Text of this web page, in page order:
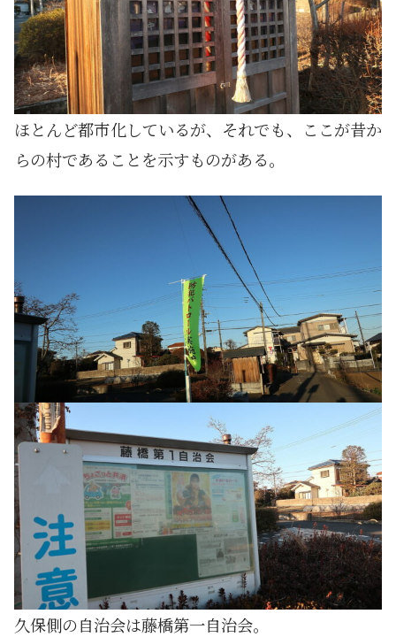
ほとんど都市化しているが、それでも、ここが昔か
らの村であることを示すものがある。
久保側の自治会は藤橋第一自治会。